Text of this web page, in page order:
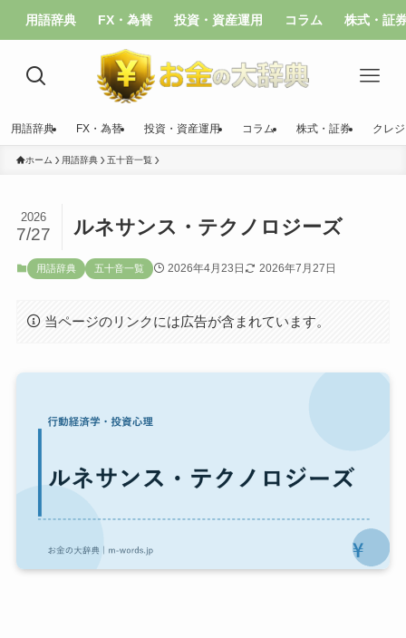
用語辞典 FX・為替 投資・資産運用 コラム 株式・証
用語辞典 FX・為替 投資・資産運用 コラム 株式・証券 クレ
ホーム 用語辞典 五十音一覧
ルネサンス・テクノロジーズ
2026
7/27
用語辞典 五十音一覧 2026年4月23日 2026年7月27日
当ページのリンクには広告が含まれています。